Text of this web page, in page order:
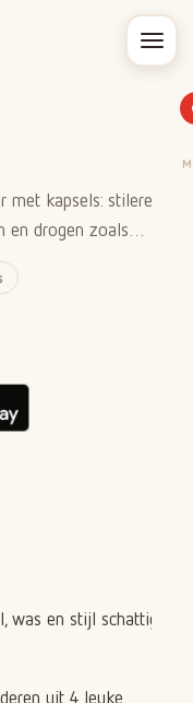
kapsels: stileren,
en drogen zoals…
en stijl schattige
uit 4 leuke